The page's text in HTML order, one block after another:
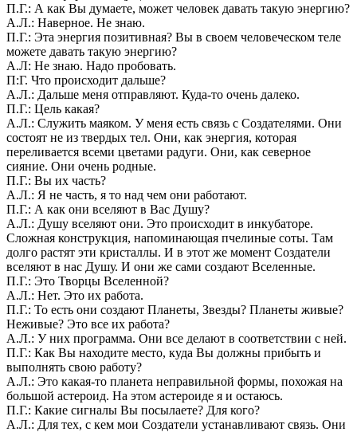
П.Г.: А как Вы думаете, может человек давать такую энергию?
А.Л.: Наверное. Не знаю.
П.Г.: Эта энергия позитивная? Вы в своем человеческом теле
можете давать такую энергию?
А.Л: Не знаю. Надо пробовать.
П:Г. Что происходит дальше?
А.Л.: Дальше меня отправляют. Куда-то очень далеко.
П.Г.: Цель какая?
А.Л.: Служить маяком. У меня есть связь с Создателями. Они
состоят не из твердых тел. Они, как энергия, которая
переливается всеми цветами радуги. Они, как северное
сияние. Они очень родные.
П.Г.: Вы их часть?
А.Л.: Я не часть, я то над чем они работают.
П.Г.: А как они вселяют в Вас Душу?
А.Л.: Душу вселяют они. Это происходит в инкубаторе.
Сложная конструкция, напоминающая пчелиные соты. Там
долго растят эти кристаллы. И в этот же момент Создатели
вселяют в нас Душу. И они же сами создают Вселенные.
П.Г.: Это Творцы Вселенной?
А.Л.: Нет. Это их работа.
П.Г.: То есть они создают Планеты, Звезды? Планеты живые?
Неживые? Это все их работа?
А.Л.: У них программа. Они все делают в соответствии с ней.
П.Г.: Как Вы находите место, куда Вы должны прибыть и
выполнять свою работу?
А.Л.: Это какая-то планета неправильной формы, похожая на
большой астероид. На этом астероиде я и остаюсь.
П.Г.: Какие сигналы Вы посылаете? Для кого?
А.Л.: Для тех, с кем мои Создатели устанавливают связь. Они